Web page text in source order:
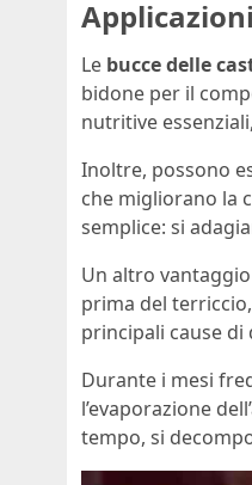
Le bucce delle
bidone per il
nutritive
Inoltre, possono
che migliorano la
semplice: si
Un altro
prima del
principali cause
Durante i mesi
l’evaporazione
tempo, si